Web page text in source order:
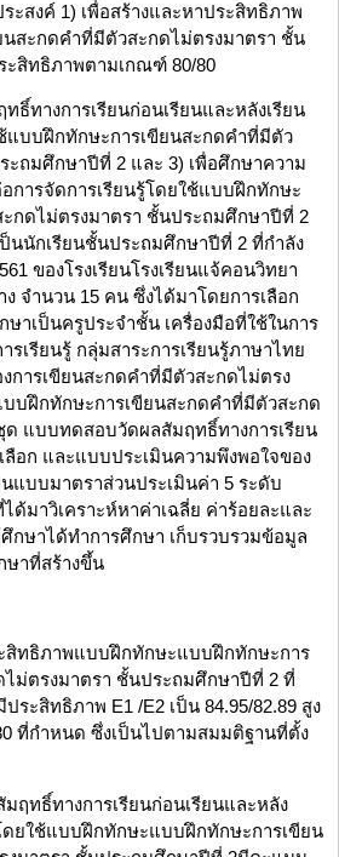
ะสงค์ 1) เพื่อสร้างและหาประสิทธิภาพ
สะกดคำที่มีตัวสะกดไม่ตรงมาตรา ชั้น
สิทธิภาพตามเกณฑ์ 80/80
ธิ์ทางการเรียนก่อนเรียนและหลังเรียน
แบบฝึกทักษะการเขียนสะกดคำที่มีตัว
ะถมศึกษาปีที่ 2 และ 3) เพื่อศึกษาความ
การจัดการเรียนรู้โดยใช้แบบฝึกทักษะ
กดไม่ตรงมาตรา ชั้นประถมศึกษาปีที่ 2
นนักเรียนชั้นประถมศึกษาปีที่ 2 ที่กำลัง
ของโรงเรียนโรงเรียนแจ้คอนวิทยา
จำนวน 15 คน ซึ่งได้มาโดยการเลือก
ษาเป็นครูประจำชั้น เครื่องมือที่ใช้ในการ
เรียนรู้ กลุ่มสาระการเรียนรู้ภาษาไทย
การเขียนสะกดคำที่มีตัวสะกดไม่ตรง
บฝึกทักษะการเขียนสะกดคำที่มีตัวสะกด
ด แบบทดสอบวัดผลสัมฤทธิ์ทางการเรียน
ลือก และแบบประเมินความพึงพอใจของ
แบบมาตราส่วนประเมินค่า 5 ระดับ
ด้มาวิเคราะห์หาค่าเฉลี่ย ค่าร้อยละและ
กษาได้ทำการศึกษา เก็บรวบรวมข้อมูล
ษาที่สร้างขึ้น
สิทธิภาพแบบฝึกทักษะแบบฝึกทักษะการ
ม่ตรงมาตรา ชั้นประถมศึกษาปีที่ 2 ที่
ระสิทธิภาพ E1 /E2 เป็น 84.95/82.89 สูง
ที่กำหนด ซึ่งเป็นไปตามสมมติฐานที่ตั้ง
มฤทธิ์ทางการเรียนก่อนเรียนและหลัง
ดยใช้แบบฝึกทักษะแบบฝึกทักษะการเขียน